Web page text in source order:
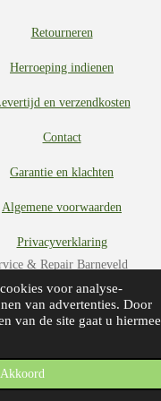
voor analyse-
van advertenties. Door
van de site gaat u hiermee
Akkoord
Retourneren
Herroeping indienen
en verzendkosten
Contact
Garantie en klachten
Algemene voorwaarden
Privacyverklaring
& Repair Barneveld